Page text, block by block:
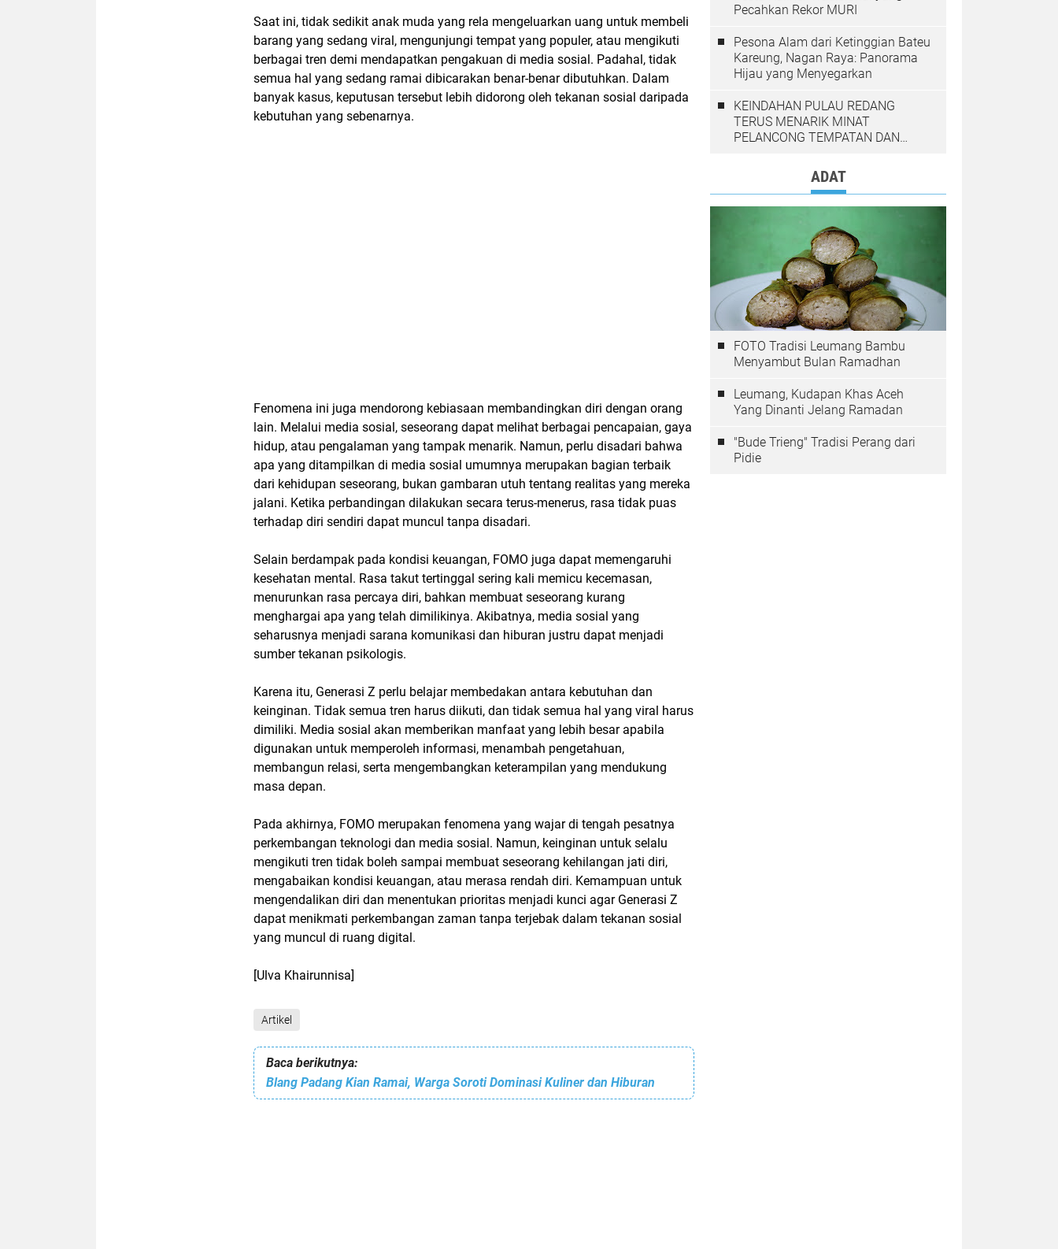
Saat ini, tidak sedikit anak muda yang rela mengeluarkan uang untuk membeli
barang yang sedang viral, mengunjungi tempat yang populer, atau mengikuti
berbagai tren demi mendapatkan pengakuan di media sosial. Padahal, tidak
semua hal yang sedang ramai dibicarakan benar-benar dibutuhkan. Dalam
banyak kasus, keputusan tersebut lebih didorong oleh tekanan sosial daripada
kebutuhan yang sebenarnya.
Fenomena ini juga mendorong kebiasaan membandingkan diri dengan orang
lain. Melalui media sosial, seseorang dapat melihat berbagai pencapaian, gaya
hidup, atau pengalaman yang tampak menarik. Namun, perlu disadari bahwa
apa yang ditampilkan di media sosial umumnya merupakan bagian terbaik
dari kehidupan seseorang, bukan gambaran utuh tentang realitas yang mereka
jalani. Ketika perbandingan dilakukan secara terus-menerus, rasa tidak puas
terhadap diri sendiri dapat muncul tanpa disadari.
Selain berdampak pada kondisi keuangan, FOMO juga dapat memengaruhi
kesehatan mental. Rasa takut tertinggal sering kali memicu kecemasan,
menurunkan rasa percaya diri, bahkan membuat seseorang kurang
menghargai apa yang telah dimilikinya. Akibatnya, media sosial yang
seharusnya menjadi sarana komunikasi dan hiburan justru dapat menjadi
sumber tekanan psikologis.
Karena itu, Generasi Z perlu belajar membedakan antara kebutuhan dan
keinginan. Tidak semua tren harus diikuti, dan tidak semua hal yang viral harus
dimiliki. Media sosial akan memberikan manfaat yang lebih besar apabila
digunakan untuk memperoleh informasi, menambah pengetahuan,
membangun relasi, serta mengembangkan keterampilan yang mendukung
masa depan.
Pada akhirnya, FOMO merupakan fenomena yang wajar di tengah pesatnya
perkembangan teknologi dan media sosial. Namun, keinginan untuk selalu
mengikuti tren tidak boleh sampai membuat seseorang kehilangan jati diri,
mengabaikan kondisi keuangan, atau merasa rendah diri. Kemampuan untuk
mengendalikan diri dan menentukan prioritas menjadi kunci agar Generasi Z
dapat menikmati perkembangan zaman tanpa terjebak dalam tekanan sosial
yang muncul di ruang digital.
[Ulva Khairunnisa]
Artikel
Baca berikutnya:
Blang Padang Kian Ramai, Warga Soroti Dominasi Kuliner dan Hiburan
Pecahkan Rekor MURI
Pesona Alam dari Ketinggian Bateu
Kareung, Nagan Raya: Panorama
Hijau yang Menyegarkan
KEINDAHAN PULAU REDANG
TERUS MENARIK MINAT
PELANCONG TEMPATAN DAN
ADAT
FOTO Tradisi Leumang Bambu
Menyambut Bulan Ramadhan
Leumang, Kudapan Khas Aceh
Yang Dinanti Jelang Ramadan
"Bude Trieng" Tradisi Perang dari
Pidie